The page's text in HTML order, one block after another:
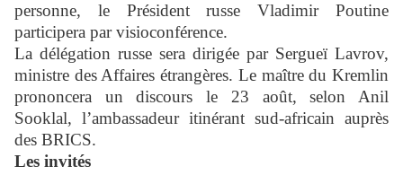
personne, le Président russe Vladimir Poutine
participera par visioconférence.
La délégation russe sera dirigée par Sergueï Lavrov,
ministre des Affaires étrangères. Le maître du Kremlin
prononcera un discours le 23 août, selon Anil
Sooklal, l’ambassadeur itinérant sud-africain auprès
des BRICS.
Les invités